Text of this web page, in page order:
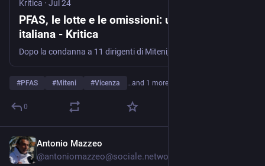
Kritica · Jul 24
PFAS, le lotte e le omissioni: una storia
italiana - Kritica
#PFAS #Miteni #Vicenza …and 1 more
0
Antonio Mazzeo
@antoniomazzeo@sociale.network